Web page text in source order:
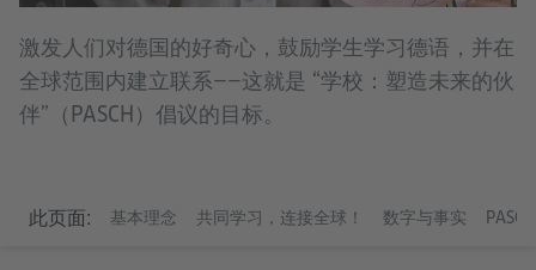
激发人们对德国的好奇心，鼓励学生学习德语，并在
全球范围内建立联系——这就是 “学校：塑造未来的伙
伴”（PASCH）倡议的目标。
此页面: 基本理念 共同学习，连接全球！ 数字与事实
基本理念